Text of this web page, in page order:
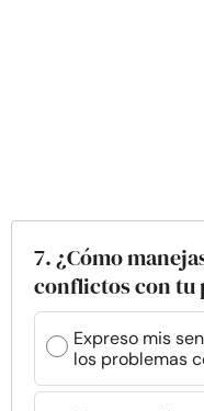
7. ¿Cómo
conflictos con tu
Expreso mis
los problemas